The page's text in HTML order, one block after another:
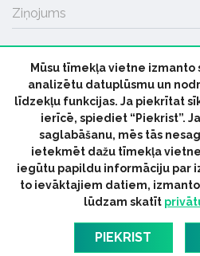
Ziņojums
© 2026 parmuziku.lv,
ParMuziku.lv Mūzikas
Industrijas ABC
Mūzika
dziesmu TOPS
Mūsu tīmekļa vietne izmanto
analizētu datuplūsmu un
līdzekļu funkcijas. Ja piekrītat
ierīcē, spiediet “Piekrist”.
saglabāšanu, mēs tās
ietekmēt dažu tīmekļa
iegūtu papildu informāciju par
to ievāktajiem datiem,
lūdzam skatīt
PIEKRIST